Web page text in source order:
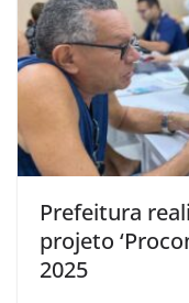
Prefeitura
projeto
2025